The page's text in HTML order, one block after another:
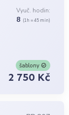
Vyuč. hodin:
8 (1h = 45 min)
šablony
2 750 Kč